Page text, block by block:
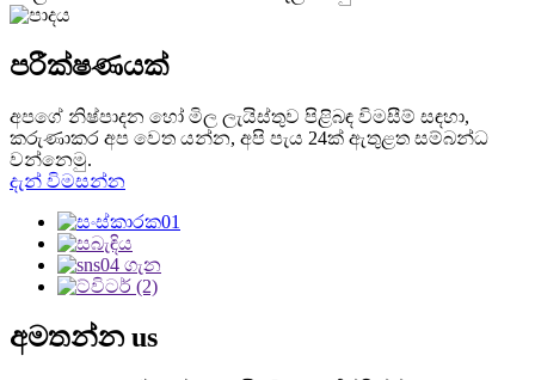
පරීක්ෂණයක්
අපගේ නිෂ්පාදන හෝ මිල ලැයිස්තුව පිළිබඳ විමසීම් සඳහා,
කරුණාකර අප වෙත යන්න, අපි පැය 24ක් ඇතුළත සම්බන්ධ
වන්නෙමු.
දැන් විමසන්න
අමතන්නus